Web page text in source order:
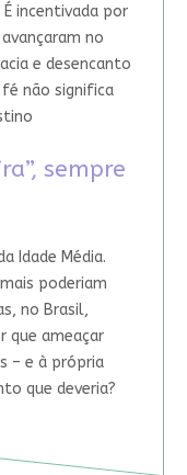
incentivada por
no
e desencanto
não significa
sempre
Idade Média.
poderiam
no Brasil,
que ameaçar
– e à própria
que deveria?